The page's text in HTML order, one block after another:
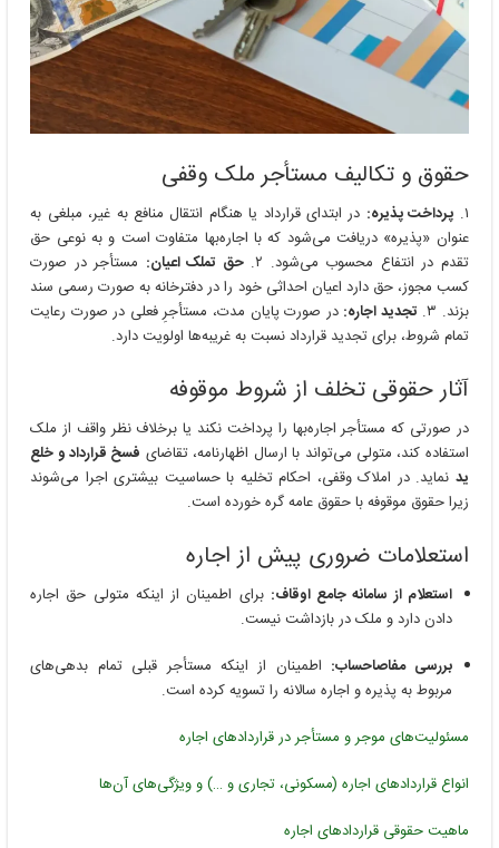
حقوق و تکالیف مستأجر ملک وقفی
۱. پرداخت پذیره: در ابتدای قرارداد یا هنگام انتقال منافع به غیر، مبلغی به
عنوان «پذیره» دریافت می‌شود که با اجاره‌بها متفاوت است و به نوعی حق
تقدم در انتفاع محسوب می‌شود. ۲.
حق تملک اعیان: مستأجر در صورت
کسب مجوز، حق دارد اعیان احداثی خود را در دفترخانه به صورت رسمی سند
بزند. ۳.
تجدید اجاره: در صورت پایان مدت، مستأجرِ فعلی در صورت رعایت
تمام شروط، برای تجدید قرارداد نسبت به غریبه‌ها اولویت دارد.
آثار حقوقی تخلف از شروط موقوفه
در صورتی که مستأجر اجاره‌بها را پرداخت نکند یا برخلاف نظر واقف از ملک
استفاده کند، متولی می‌تواند با ارسال اظهارنامه، تقاضای فسخ قرارداد و خلع
ید نماید. در املاک وقفی، احکام تخلیه با حساسیت بیشتری اجرا می‌شوند
زیرا حقوق موقوفه با حقوق عامه گره خورده است.
استعلامات ضروری پیش از اجاره
استعلام از سامانه جامع اوقاف: برای اطمینان از اینکه متولی حق اجاره
دادن دارد و ملک در بازداشت نیست.
بررسی مفاصاحساب: اطمینان از اینکه مستأجر قبلی تمام بدهی‌های
مربوط به پذیره و اجاره سالانه را تسویه کرده است.
مسئولیت‌های موجر و مستأجر در قراردادهای اجاره
انواع قراردادهای اجاره (مسکونی، تجاری و …) و ویژگی‌های آن‌ها
ماهیت حقوقی قراردادهای اجاره